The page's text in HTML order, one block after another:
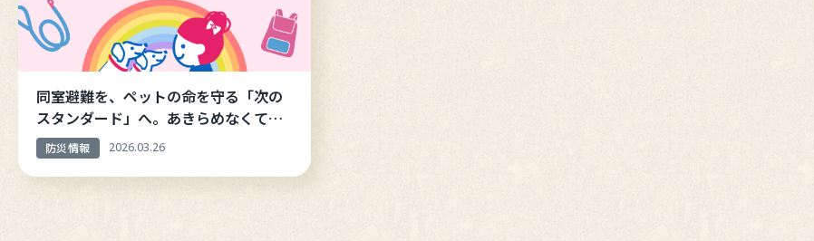
同室避難を、ペットの命を守る「次の
スタンダード」へ。あきらめなくてい
い避難のカタチ
防災情報 2026.03.26